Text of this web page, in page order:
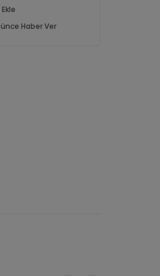
Haber Ver